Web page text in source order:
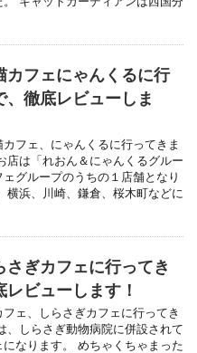
カフェにゃんくるに行
、徹底レビューしま
フェ、にゃんくるに行ってきま
店は「れおん＆にゃんくるグルー
グループのうちの１店舗となり
横浜、川崎、鎌倉、桜木町などに
さぎカフェに行ってき
ビューします！
ェ、しらさぎカフェに行ってき
、しらさぎ動物病院に併設されて
なります。 めちゃくちゃまった